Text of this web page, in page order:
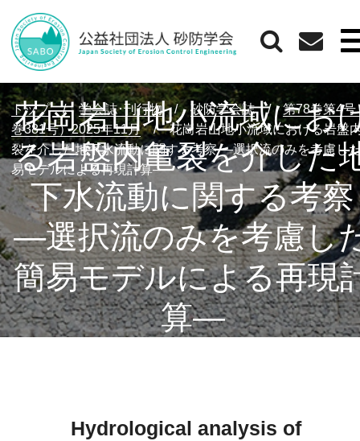
花崗岩山地小流域にお
る岩盤内亀裂を介した
下水流動に関する考察
―選択流のみを考慮し
簡易モデルによる再現
算―
トップ / 学会誌･刊行物 / 砂防学会誌 /
第78巻第4号
巻381号）2025年11月
/
花崗岩山地小流域における岩盤
裂を介した地下水流動に関する考察 ―選択流のみを考慮し
易モデルによる再現計算―
Hydrological analysis of